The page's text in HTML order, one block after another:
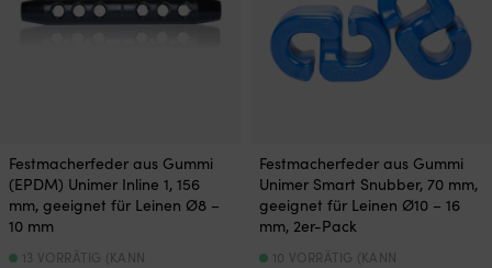
Festmacherfeder aus Gummi
(EPDM) Unimer Inline 1, 156
mm, geeignet für Leinen Ø8 –
10 mm
13 VORRÄTIG (KANN
Festmacherfeder aus Gummi
Unimer Smart Snubber, 70 mm,
geeignet für Leinen Ø10 – 16
mm, 2er-Pack
10 VORRÄTIG (KANN